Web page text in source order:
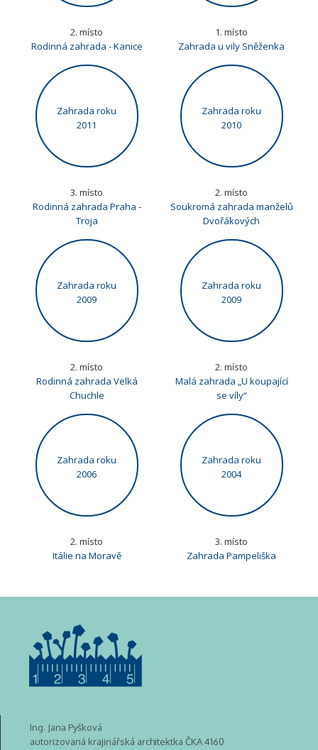
2. místo
Rodinná zahrada - Kanice
1. místo
Zahrada u vily Sněženka
Zahrada roku
2011
3. místo
Rodinná zahrada Praha -
Troja
Zahrada roku
2010
2. místo
Soukromá zahrada manželů
Dvořákových
Zahrada roku
2009
2. místo
Rodinná zahrada Velká
Chuchle
Zahrada roku
2009
2. místo
Malá zahrada „U koupající
se víly“
Zahrada roku
2006
2. místo
Itálie na Moravě
Zahrada roku
2004
3. místo
Zahrada Pampeliška
Ing. Jana Pyšková
autorizovaná krajinářská architektka ČKA 4160